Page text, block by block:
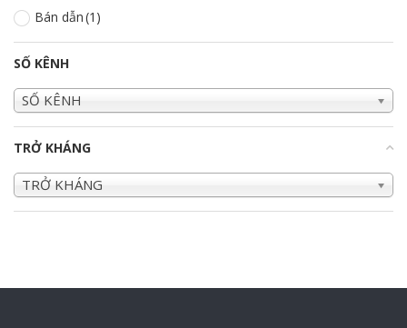
Bán dẫn(1)
SỐ KÊNH
SỐ KÊNH
TRỞ KHÁNG
TRỞ KHÁNG